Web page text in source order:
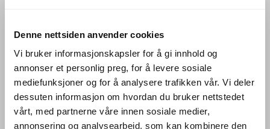
Denne nettsiden anvender cookies
Vi bruker informasjonskapsler for å gi innhold og
annonser et personlig preg, for å levere sosiale
mediefunksjoner og for å analysere trafikken vår. Vi deler
dessuten informasjon om hvordan du bruker nettstedet
vårt, med partnerne våre innen sosiale medier,
annonsering og analysearbeid, som kan kombinere den
Beskrivelse
Kevi 2534U fra Engelbrechts, nå produsert av Montana
Furniture, er en høy stol utviklet for bruk ved barbord
eller høye arbeidsflater. Modellen er fullpolstret for økt